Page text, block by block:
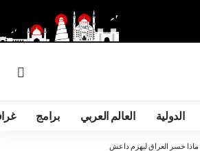
الدولية العالم العربي برامج
ماذا خسر العراق لیهزم داعش